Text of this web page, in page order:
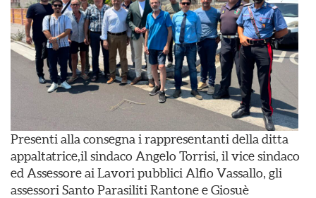
Presenti alla consegna i rappresentanti della ditta
appaltatrice,il sindaco Angelo Torrisi, il vice sindaco
ed Assessore ai Lavori pubblici Alfio Vassallo, gli
assessori Santo Parasiliti Rantone e Giosuè